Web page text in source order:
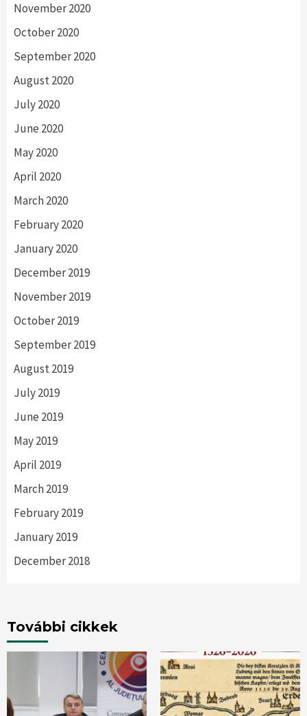
November 2020
October 2020
September 2020
August 2020
July 2020
June 2020
May 2020
April 2020
March 2020
February 2020
January 2020
December 2019
November 2019
October 2019
September 2019
August 2019
July 2019
June 2019
May 2019
April 2019
March 2019
February 2019
January 2019
December 2018
További cikkek